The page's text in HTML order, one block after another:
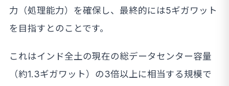
力（処理能力）を確保し、最終的には5ギガワット
を目指すとのことです。
これはインド全土の現在の総データセンター容量
（約1.3ギガワット）の3倍以上に相当する規模で